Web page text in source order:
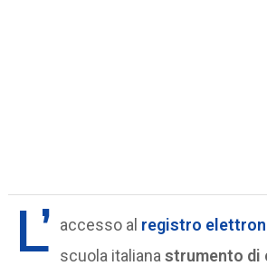
L’ accesso al registro
scuola italianastrumento di